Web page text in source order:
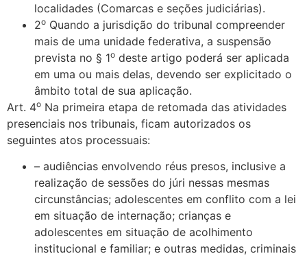
localidades (Comarcas e seções judiciárias).
2o Quando a jurisdição do tribunal compreender
mais de uma unidade federativa, a suspensão
prevista no § 1o deste artigo poderá ser aplicada
em uma ou mais delas, devendo ser explicitado o
âmbito total de sua aplicação.
Art. 4o Na primeira etapa de retomada das atividades
presenciais nos tribunais, ficam autorizados os
seguintes atos processuais:
– audiências envolvendo réus presos, inclusive a
realização de sessões do júri nessas mesmas
circunstâncias; adolescentes em conflito com a lei
em situação de internação; crianças e
adolescentes em situação de acolhimento
institucional e familiar; e outras medidas, criminais